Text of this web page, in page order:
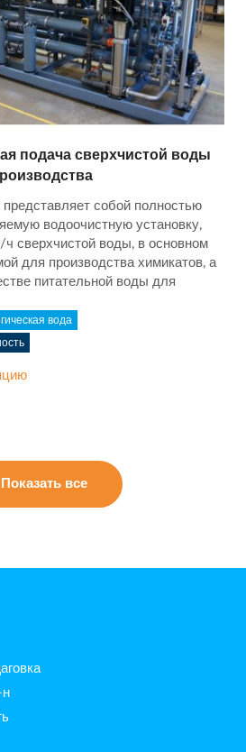
подача сверхчистой воды
представляет собой полностью
водоочистную установку,
сверхчистой воды, в основном
для производства химикатов, а
питательной воды для
вода
Показать все
н